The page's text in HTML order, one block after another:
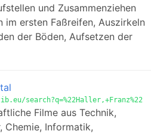
und Zusammenziehen
im ersten Faßreifen, Auszirkeln
der Böden, Aufsetzen der
search?q=%22Haller,+Franz%22
Filme aus Technik,
Chemie, Informatik,